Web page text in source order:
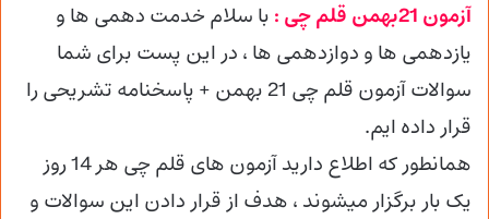
آزمون 21بهمن قلم چی :
با سلام خدمت دهمی ها و
یازدهمی ها و دوازدهمی ها ، در این پست برای شما
سوالات آزمون قلم چی 21 بهمن + پاسخنامه تشریحی را
قرار داده ایم.
همانطور که اطلاع دارید آزمون های قلم چی هر 14 روز
یک بار برگزار میشوند ، هدف از قرار دادن این سوالات و